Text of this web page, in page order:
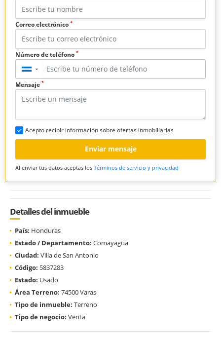
Correo electrónico *
Número de teléfono *
▼
Mensaje *
Acepto recibir información sobre ofertas inmobiliarias
Enviar mensaje
Al enviar tus datos aceptas los Términos de servicio y privacidad
Detalles del inmueble
País: Honduras
Estado / Departamento: Comayagua
Ciudad: Villa de San Antonio
Código: 5837283
Estado: Usado
Área Terreno: 74500 Varas
Tipo de inmueble: Terreno
Tipo de negocio: Venta